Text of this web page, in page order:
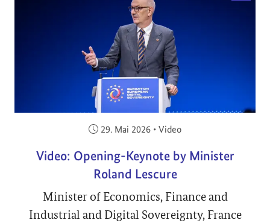
Veröffentlicht am:
29. Mai 2026 • Video
Video: Opening-Keynote by Minister
Roland Lescure
Minister of Economics, Finance and
Industrial and Digital Sovereignty, France